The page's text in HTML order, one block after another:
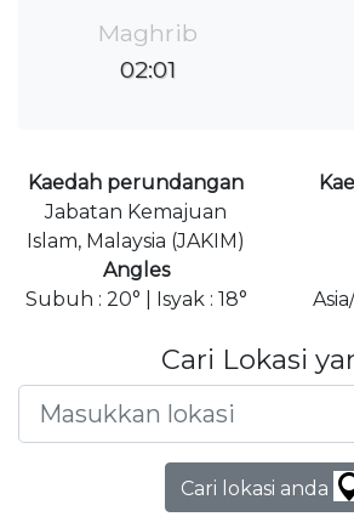
Maghrib
02:01
Kaedah perundangan
Jabatan Kemajuan
Islam, Malaysia (JAKIM)
Angles
Subuh : 20° | Isyak : 18°
Cari Lokasi
Cari lokasi anda